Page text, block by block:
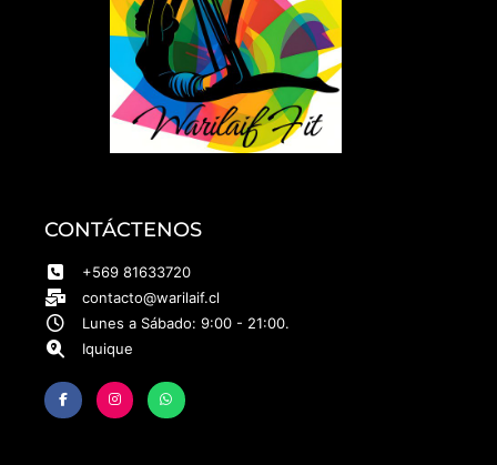
CONTÁCTENOS
+569 81633720
contacto@warilaif.cl
Lunes a Sábado: 9:00 - 21:00.
Iquique